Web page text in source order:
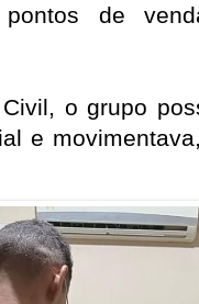
pontos de
o grupo
e